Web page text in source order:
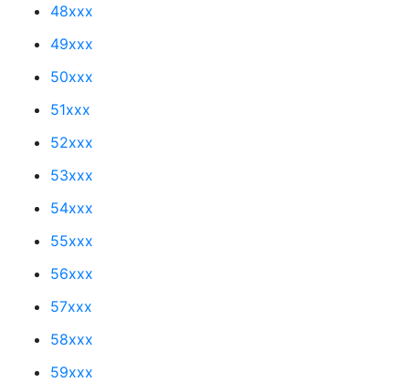
48xxx
49xxx
50xxx
51xxx
52xxx
53xxx
54xxx
55xxx
56xxx
57xxx
58xxx
59xxx